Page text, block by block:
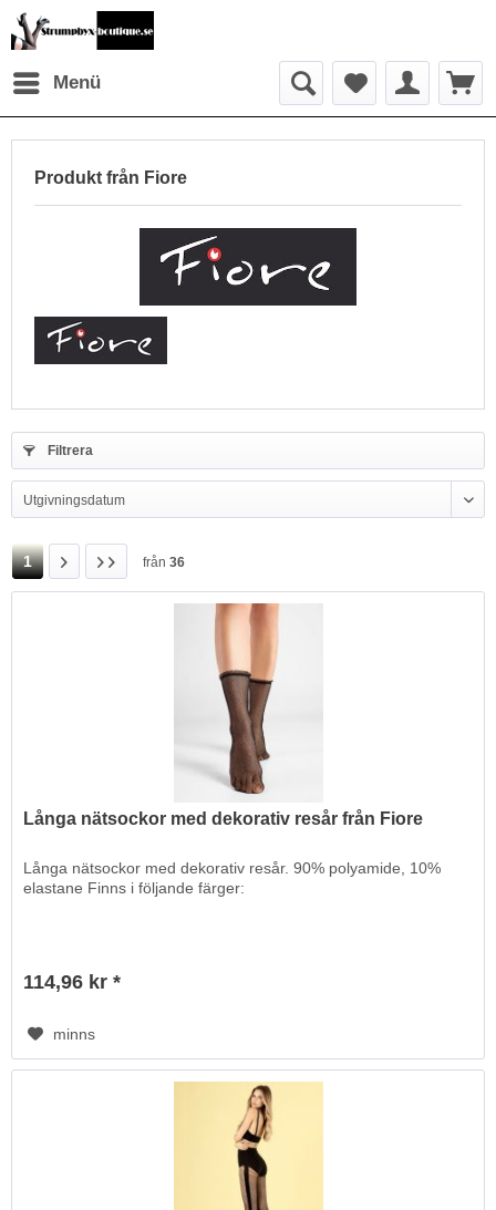
Menü
Produkt från Fiore
Filtrera
1 från 36
Långa nätsockor med dekorativ resår från Fiore
Långa nätsockor med dekorativ resår. 90% polyamide, 10%
elastane Finns i följande färger:
114,96 kr *
minns